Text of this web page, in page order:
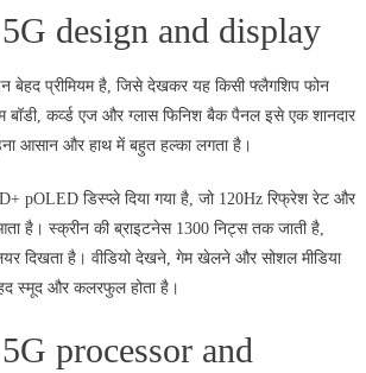
design and display
बेहद प्रीमियम है, जिसे देखकर यह किसी फ्लैगशिप फोन
बॉडी, कर्व्ड एज और ग्लास फिनिश बैक पैनल इसे एक शानदार
आसान और हाथ में बहुत हल्का लगता है।
pOLED डिस्प्ले दिया गया है, जो 120Hz रिफ्रेश रेट और
है। स्क्रीन की ब्राइटनेस 1300 निट्स तक जाती है,
दिखता है। वीडियो देखने, गेम खेलने और सोशल मीडिया
स्मूद और कलरफुल होता है।
processor and